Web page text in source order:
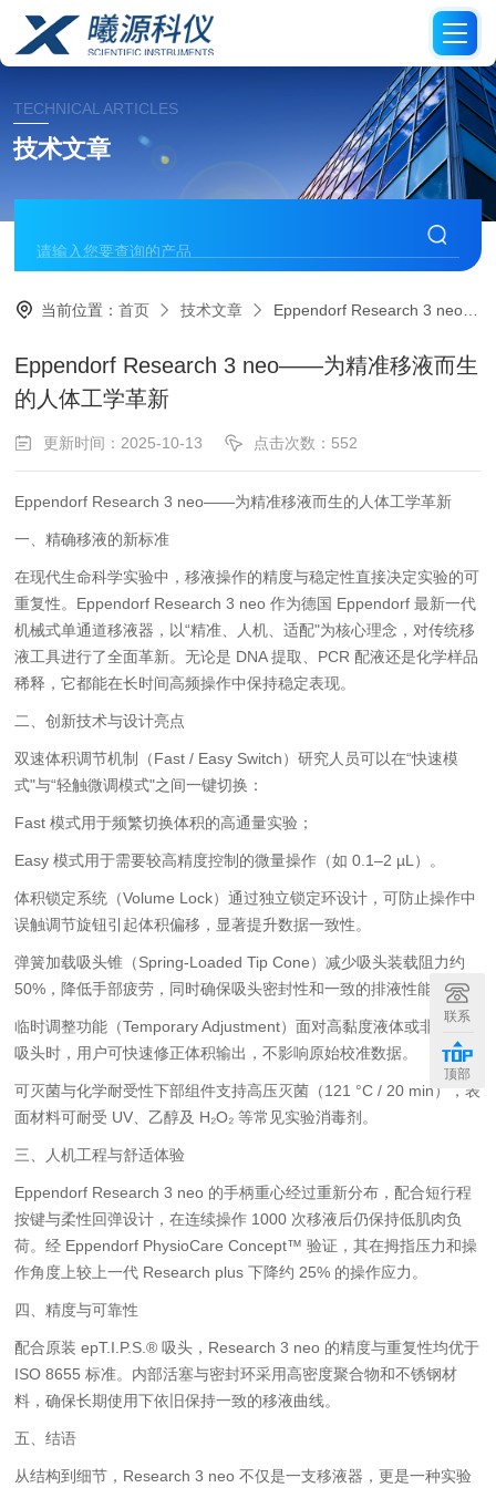
TECHNICAL ARTICLES
技术文章
当前位置：首页 技术文章 Eppendorf Research 3 neo——为精准移液而生的人体工学革新
Eppendorf Research 3 neo——为精准移液而生
的人体工学革新
更新时间：2025-10-13 点击次数：552
Eppendorf Research 3 neo——为精准移液而生的人体工学革新
一、精确移液的新标准
在现代生命科学实验中，移液操作的精度与稳定性直接决定实验的可
重复性。Eppendorf Research 3 neo 作为德国 Eppendorf 最新一代
机械式单通道移液器，以“精准、人机、适配"为核心理念，对传统移
液工具进行了全面革新。无论是 DNA 提取、PCR 配液还是化学样品
稀释，它都能在长时间高频操作中保持稳定表现。
二、创新技术与设计亮点
双速体积调节机制（Fast / Easy Switch）研究人员可以在“快速模
式"与“轻触微调模式"之间一键切换：
Fast 模式用于频繁切换体积的高通量实验；
Easy 模式用于需要较高精度控制的微量操作（如 0.1–2 µL）。
体积锁定系统（Volume Lock）通过独立锁定环设计，可防止操作中
误触调节旋钮引起体积偏移， 显著提升数据一致性。
弹簧加载吸头锥（Spring-Loaded Tip Cone）减少吸头装载阻力约
50%，降低手部疲劳， 同时确保吸头密封性和一致的排液性能。
临时调整功能（Temporary Adjustment）面对高黏度液体或非标准
吸头时，用户可快速修正体积输出，不影响原始校准数据。
可灭菌与化学耐受性下部组件支持高压灭菌（121 °C / 20 min），表
面材料可耐受 UV、乙醇及 H₂O₂ 等常见实验消毒剂。
三、人机工程与舒适体验
Eppendorf Research 3 neo 的手柄重心经过重新分布，配合短行程
按键与柔性回弹设计，在连续操作 1000 次移液后仍保持低肌肉负
荷。经 Eppendorf PhysioCare Concept™ 验证，其在拇指压力和操
作角度上较上一代 Research plus 下降约 25% 的操作应力。
四、精度与可靠性
配合原装 epT.I.P.S.® 吸头，Research 3 neo 的精度与重复性均优于
ISO 8655 标准。内部活塞与密封环采用高密度聚合物和不锈钢材
料，确保长期使用下依旧保持一致的移液曲线。
五、结语
从结构到细节，Research 3 neo 不仅是一支移液器，更是一种实验
联系
顶部